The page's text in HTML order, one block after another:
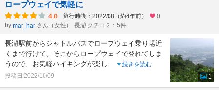
ロープウェイで気軽に
4.0 旅行時期：2022/08（約4年前）
0
by mar_har さん（女性） 長瀞 クチコミ：5件
長瀞駅前からシャトルバスでロープウェイ乗り場近
くまで行けて、そこからロープウェイで登れてしま
うので、お気軽ハイキングが楽し...
続きを読む
投稿日:2022/10/09
1